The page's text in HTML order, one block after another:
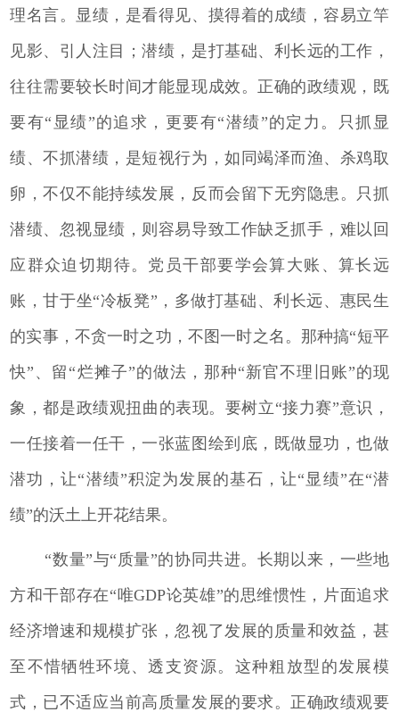
理名言。显绩，是看得见、摸得着的成绩，容易立竿
见影、引人注目；潜绩，是打基础、利长远的工作，
往往需要较长时间才能显现成效。正确的政绩观，既
要有“显绩”的追求，更要有“潜绩”的定力。只抓显
绩、不抓潜绩，是短视行为，如同竭泽而渔、杀鸡取
卵，不仅不能持续发展，反而会留下无穷隐患。只抓
潜绩、忽视显绩，则容易导致工作缺乏抓手，难以回
应群众迫切期待。党员干部要学会算大账、算长远
账，甘于坐“冷板凳”，多做打基础、利长远、惠民生
的实事，不贪一时之功，不图一时之名。那种搞“短平
快”、留“烂摊子”的做法，那种“新官不理旧账”的现
象，都是政绩观扭曲的表现。要树立“接力赛”意识，
一任接着一任干，一张蓝图绘到底，既做显功，也做
潜功，让“潜绩”积淀为发展的基石，让“显绩”在“潜
绩”的沃土上开花结果。
“数量”与“质量”的协同共进。长期以来，一些地
方和干部存在“唯GDP论英雄”的思维惯性，片面追求
经济增速和规模扩张，忽视了发展的质量和效益，甚
至不惜牺牲环境、透支资源。这种粗放型的发展模
式，已不适应当前高质量发展的要求。正确政绩观要